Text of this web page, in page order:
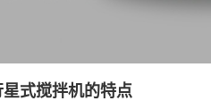
式搅拌机的特点